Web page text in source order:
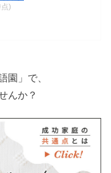
)
園」で、
んか？